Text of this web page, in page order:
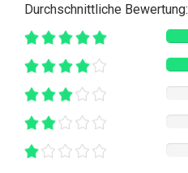
Durchschnittliche Bewertung: